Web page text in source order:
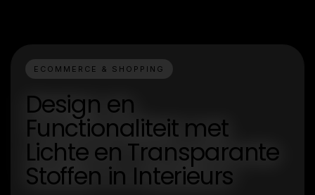
ECOMMERCE & SHOPPING
Design en
Functionaliteit met
Lichte en Transparante
Stoffen in Interieurs